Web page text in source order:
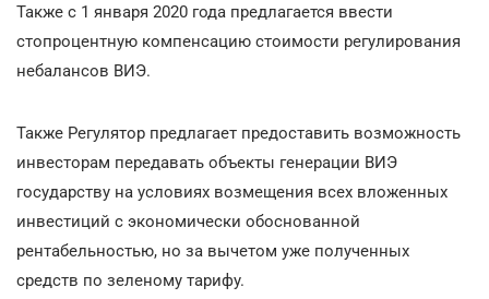
Также с 1 января 2020 года предлагается ввести
стопроцентную компенсацию стоимости регулирования
небалансов ВИЭ.
Также Регулятор предлагает предоставить возможность
инвесторам передавать объекты генерации ВИЭ
государству на условиях возмещения всех вложенных
инвестиций с экономически обоснованной
рентабельностью, но за вычетом уже полученных
средств по зеленому тарифу.